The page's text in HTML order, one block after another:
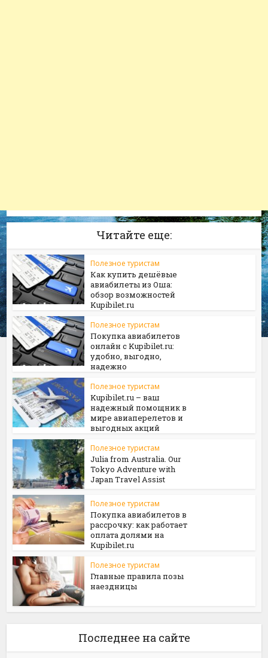
Читайте еще:
Полезное туристам
Как купить дешёвые
авиабилеты из Оша:
обзор возможностей
Kupibilet.ru
Полезное туристам
Покупка авиабилетов
онлайн с Kupibilet.ru:
удобно, выгодно,
надежно
Полезное туристам
Kupibilet.ru – ваш
надежный помощник в
мире авиаперелетов и
выгодных акций
Полезное туристам
Julia from Australia. Our
Tokyo Adventure with
Japan Travel Assist
Полезное туристам
Покупка авиабилетов в
рассрочку: как работает
оплата долями на
Kupibilet.ru
Полезное туристам
Главные правила позы
наездницы
Последнее на сайте